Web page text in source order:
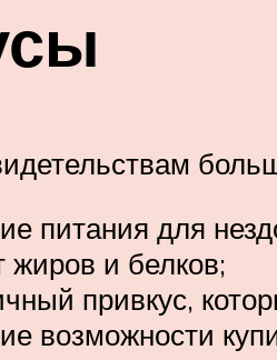
питания для
и белков;
привкус,
возможности